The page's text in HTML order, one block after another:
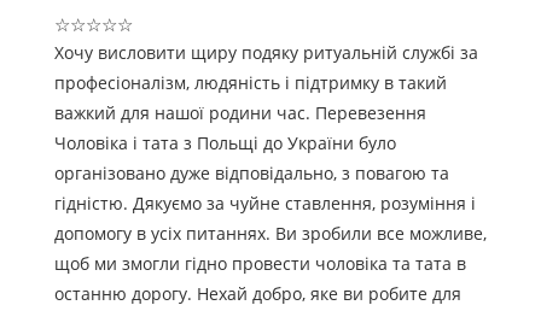
☆☆☆☆☆
Хочу висловити щиру подяку ритуальній службі за
професіоналізм, людяність і підтримку в такий
важкий для нашої родини час. Перевезення
Чоловіка і тата з Польщі до України було
організовано дуже відповідально, з повагою та
гідністю. Дякуємо за чуйне ставлення, розуміння і
допомогу в усіх питаннях. Ви зробили все можливе,
щоб ми змогли гідно провести чоловіка та тата в
останню дорогу. Нехай добро, яке ви робите для